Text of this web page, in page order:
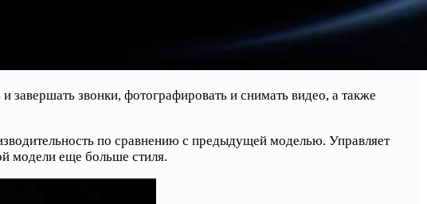
звонки, фотографировать и снимать видео, а также
по сравнению с предыдущей моделью. Управляет
модели еще больше стиля.